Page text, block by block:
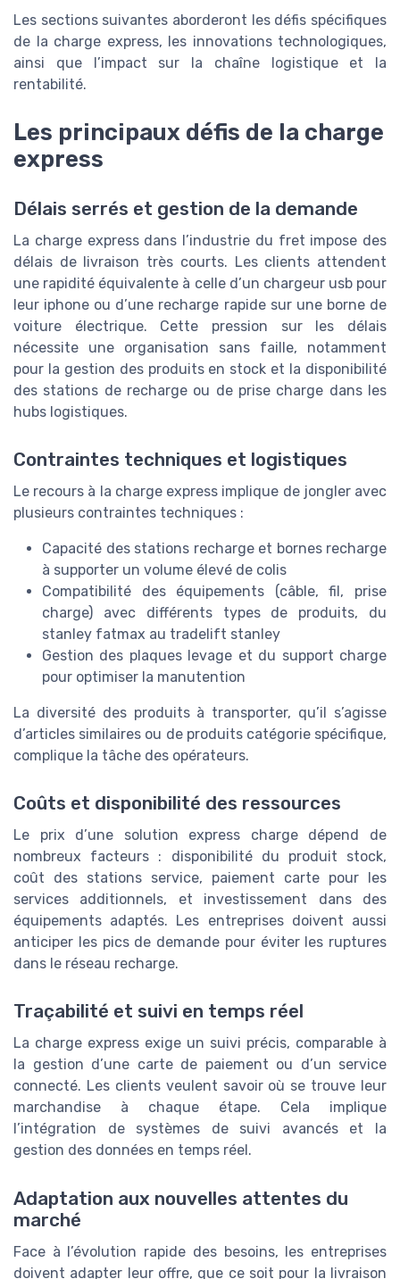
Les sections suivantes aborderont les défis spécifiques
de la charge express, les innovations technologiques,
ainsi que l’impact sur la chaîne logistique et la
rentabilité.
Les principaux défis de la charge
express
Délais serrés et gestion de la demande
La charge express dans l’industrie du fret impose des
délais de livraison très courts. Les clients attendent
une rapidité équivalente à celle d’un chargeur usb pour
leur iphone ou d’une recharge rapide sur une borne de
voiture électrique. Cette pression sur les délais
nécessite une organisation sans faille, notamment
pour la gestion des produits en stock et la disponibilité
des stations de recharge ou de prise charge dans les
hubs logistiques.
Contraintes techniques et logistiques
Le recours à la charge express implique de jongler avec
plusieurs contraintes techniques :
Capacité des stations recharge et bornes recharge
à supporter un volume élevé de colis
Compatibilité des équipements (câble, fil, prise
charge) avec différents types de produits, du
stanley fatmax au tradelift stanley
Gestion des plaques levage et du support charge
pour optimiser la manutention
La diversité des produits à transporter, qu’il s’agisse
d’articles similaires ou de produits catégorie spécifique,
complique la tâche des opérateurs.
Coûts et disponibilité des ressources
Le prix d’une solution express charge dépend de
nombreux facteurs : disponibilité du produit stock,
coût des stations service, paiement carte pour les
services additionnels, et investissement dans des
équipements adaptés. Les entreprises doivent aussi
anticiper les pics de demande pour éviter les ruptures
dans le réseau recharge.
Traçabilité et suivi en temps réel
La charge express exige un suivi précis, comparable à
la gestion d’une carte de paiement ou d’un service
connecté. Les clients veulent savoir où se trouve leur
marchandise à chaque étape. Cela implique
l’intégration de systèmes de suivi avancés et la
gestion des données en temps réel.
Adaptation aux nouvelles attentes du
marché
Face à l’évolution rapide des besoins, les entreprises
doivent adapter leur offre, que ce soit pour la livraison